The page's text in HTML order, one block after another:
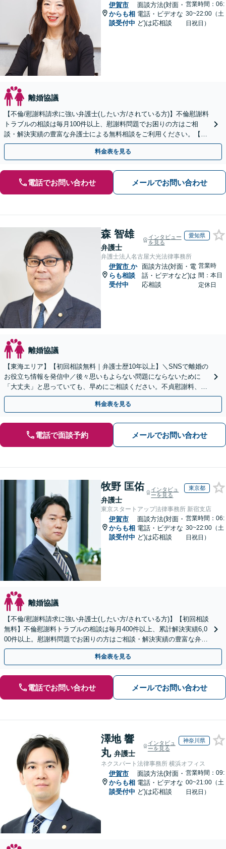
伊賀市
からも相
談受付中
面談方法(対面・
電話・ビデオな
ど)は応相談
営業時間：06:
30~22:00（土
日祝日）
離婚協議
【不倫/慰謝料請求に強い弁護士(したい方/されている方)】不倫慰謝料
トラブルの相談は毎月100件以上、慰謝料問題でお困りの方はご相
談・解決実績の豊富な弁護士による無料相談をご利用ください。【初
回相談０円(電話)】【全国対応】
料金表を見る
電話でお問い合わせ メールでお問い合わせ
森 智雄
弁護士
インタビュー
を見る
愛知県
弁護士法人名古屋大光法律事務所
伊賀市 か
らも相談
受付中
面談方法(対面・電
話・ビデオなど)は
応相談
営業時
間：本日
定休日
離婚協議
【東海エリア】【初回相談無料｜弁護士歴10年以上】＼SNSで離婚の
お役立ち情報を発信中／後々思いもよらない問題にならないために
「大丈夫」と思っていても、早めにご相談ください。不貞慰謝料、養
育費、財産分与、DV、モラハラなど【出張相談可】
料金表を見る
電話で面談予約 メールでお問い合わせ
牧野 匡佑
弁護士
インタビュ
ーを見る
東京都
東京スタートアップ法律事務所 新宿支店
伊賀市
からも相
談受付中
面談方法(対面・
電話・ビデオな
ど)は応相談
営業時間：06:
30~22:00（土
日祝日）
離婚協議
【不倫/慰謝料請求に強い弁護士(したい方/されている方)】【初回相談
無料】不倫慰謝料トラブルの相談は毎月400件以上、累計解決実績6,0
00件以上。慰謝料問題でお困りの方はご相談・解決実績の豊富な弁護
士による無料相談をご利用ください。
料金表を見る
電話でお問い合わせ メールでお問い合わせ
澤地 響
丸 弁護士
インタビュ
ーを見る
神奈川県
ネクスパート法律事務所 横浜オフィス
伊賀市
からも相
談受付中
面談方法(対面・
電話・ビデオな
ど)は応相談
営業時間：09:
00~21:00（土
日祝日）